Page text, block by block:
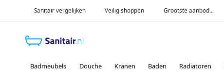
Sanitair vergelijken Veilig shoppen Grootste aanbod...
Badmeubels Douche Kranen Baden Radiatoren